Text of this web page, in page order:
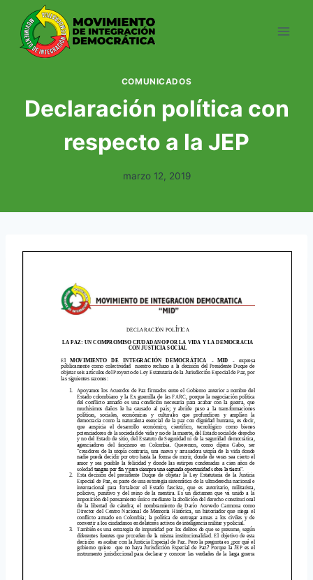
contenido
COMUNICADOS
Declaración política con
respecto a la JEP
marzo 12, 2019